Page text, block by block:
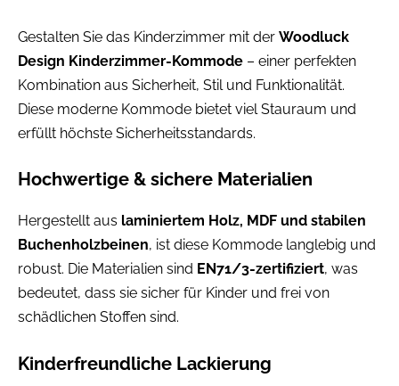
Gestalten Sie das Kinderzimmer mit der Woodluck
Design Kinderzimmer-Kommode – einer perfekten
Kombination aus Sicherheit, Stil und Funktionalität.
Diese moderne Kommode bietet viel Stauraum und
erfüllt höchste Sicherheitsstandards.
Hochwertige & sichere Materialien
Hergestellt aus laminiertem Holz, MDF und stabilen
Buchenholzbeinen, ist diese Kommode langlebig und
robust. Die Materialien sind EN71/3-zertifiziert, was
bedeutet, dass sie sicher für Kinder und frei von
schädlichen Stoffen sind.
Kinderfreundliche Lackierung